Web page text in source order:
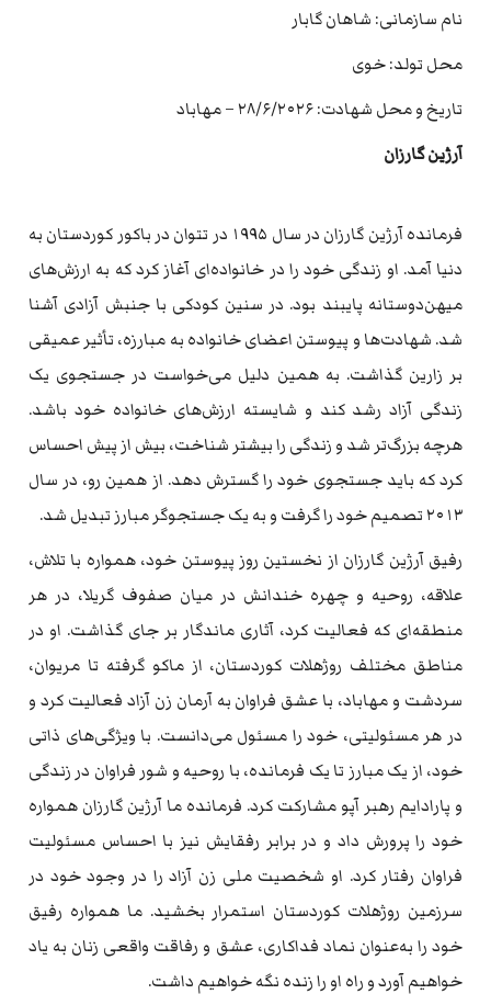
نام سازمانی: شاهان گابار
محل تولد: خوی
تاریخ و محل شهادت: ۲۸/۶/۲۰۲۶ – مهاباد
آرژین گارزان
فرمانده آرژین گارزان در سال ۱۹۹۵ در تتوان در باکور کوردستان به
دنیا آمد. او زندگی خود را در خانواده‌ای آغاز کرد که به ارزش‌های
میهن‌دوستانه پایبند بود. در سنین کودکی با جنبش آزادی آشنا
شد. شهادت‌ها و پیوستن اعضای خانواده به مبارزه، تأثیر عمیقی
بر زارین گذاشت. به همین دلیل می‌خواست در جستجوی یک
زندگی آزاد رشد کند و شایسته ارزش‌های خانواده خود باشد.
هرچه بزرگ‌تر شد و زندگی را بیشتر شناخت، بیش از پیش احساس
کرد که باید جستجوی خود را گسترش دهد. از همین رو، در سال
۲۰۱۳ تصمیم خود را گرفت و به یک جستجوگر مبارز تبدیل شد.
رفیق آرژین گارزان از نخستین روز پیوستن خود، همواره با تلاش،
علاقه، روحیه و چهره خندانش در میان صفوف گریلا، در هر
منطقه‌ای که فعالیت کرد، آثاری ماندگار بر جای گذاشت. او در
مناطق مختلف روژهلات کوردستان، از ماکو گرفته تا مریوان،
سردشت و مهاباد، با عشق فراوان به آرمان زن آزاد فعالیت کرد و
در هر مسئولیتی، خود را مسئول می‌دانست. با ویژگی‌های ذاتی
خود، از یک مبارز تا یک فرمانده، با روحیه و شور فراوان در زندگی
و پارادایم رهبر آپو مشارکت کرد. فرمانده ما آرژین گارزان همواره
خود را پرورش داد و در برابر رفقایش نیز با احساس مسئولیت
فراوان رفتار کرد. او شخصیت ملی زن آزاد را در وجود خود در
سرزمین روژهلات کوردستان استمرار بخشید. ما همواره رفیق
خود را به‌عنوان نماد فداکاری، عشق و رفاقت واقعی زنان به یاد
خواهیم آورد و راه او را زنده نگه خواهیم داشت.